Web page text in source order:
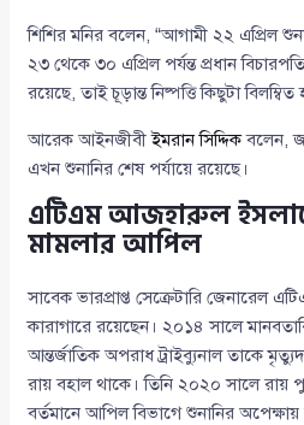
শিশির মনির বলেন, “আগামী ২২ এপ্রিল
২৩ থেকে ৩০ এপ্রিল পর্যন্ত প্রধান
রয়েছে, তাই চূড়ান্ত নিষ্পত্তি কিছুটা
আরেক আইনজীবীইমরান সিদ্দিকবলেন,
এখন শুনানির শেষ পর্যায়ে রয়েছে।
এটিএম আজহারুল
মামলার আপিল
সাবেক ভারপ্রাপ্ত সেক্রেটারি জেনারেল
কারাগারে রয়েছেন। ২০১৪ সালে
আন্তর্জাতিক অপরাধ ট্রাইব্যুনাল তাকে
রায় বহাল থাকে। তিনি ২০২০ সালে রায়
বর্তমানে আপিল বিভাগে শুনানির